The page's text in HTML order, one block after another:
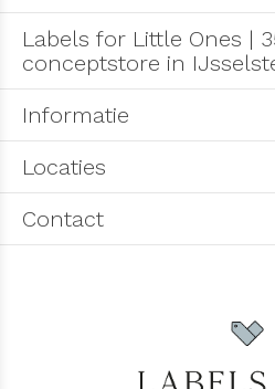
Labels for Little Ones |
conceptstore in
Informatie
Locaties
Contact